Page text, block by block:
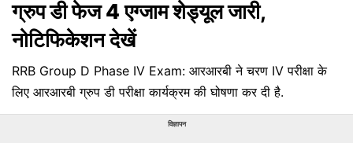
ग्रुप डी फेज 4 एग्जाम शेड्यूल जारी,
नोटिफिकेशन देखें
RRB Group D Phase IV Exam: आरआरबी ने चरण IV परीक्षा के
लिए आरआरबी ग्रुप डी परीक्षा कार्यक्रम की घोषणा कर दी है.
विज्ञापन